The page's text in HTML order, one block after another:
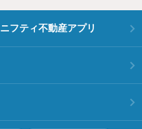
ニフティ不動産アプリ